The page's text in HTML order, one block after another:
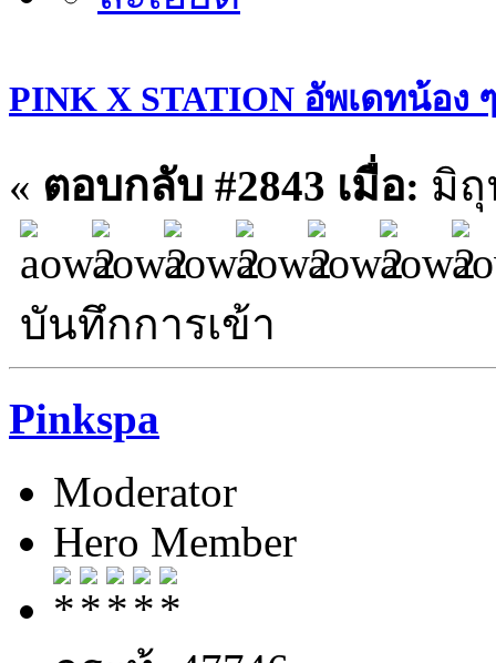
PINK X STATION อัพเดทน้อง
« ตอบกลับ #2843 เมื่อ: มิถุ
บันทึกการเข้า
Pinkspa
Moderator
Hero Member